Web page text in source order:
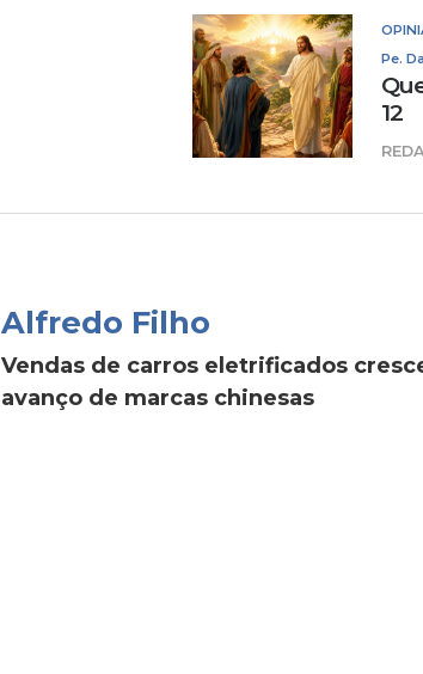
Pe.
12
Alfredo Filho
Vendas de carros eletrificados
avanço de marcas chinesas